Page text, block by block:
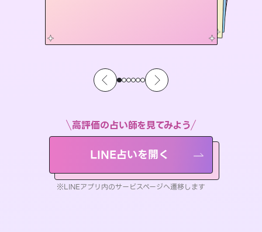
高評価の占い師を見てみよう
LINE占いを開く
※LINEアプリ内のサービスページへ遷移します